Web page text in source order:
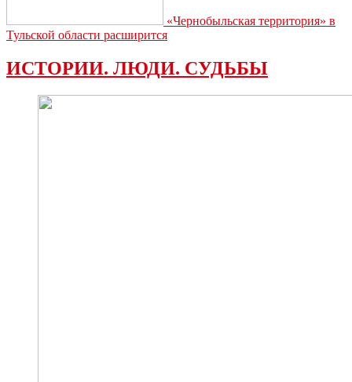
«Чернобыльская территория» в
Тульской области расширится
ИСТОРИИ. ЛЮДИ. СУДЬБЫ